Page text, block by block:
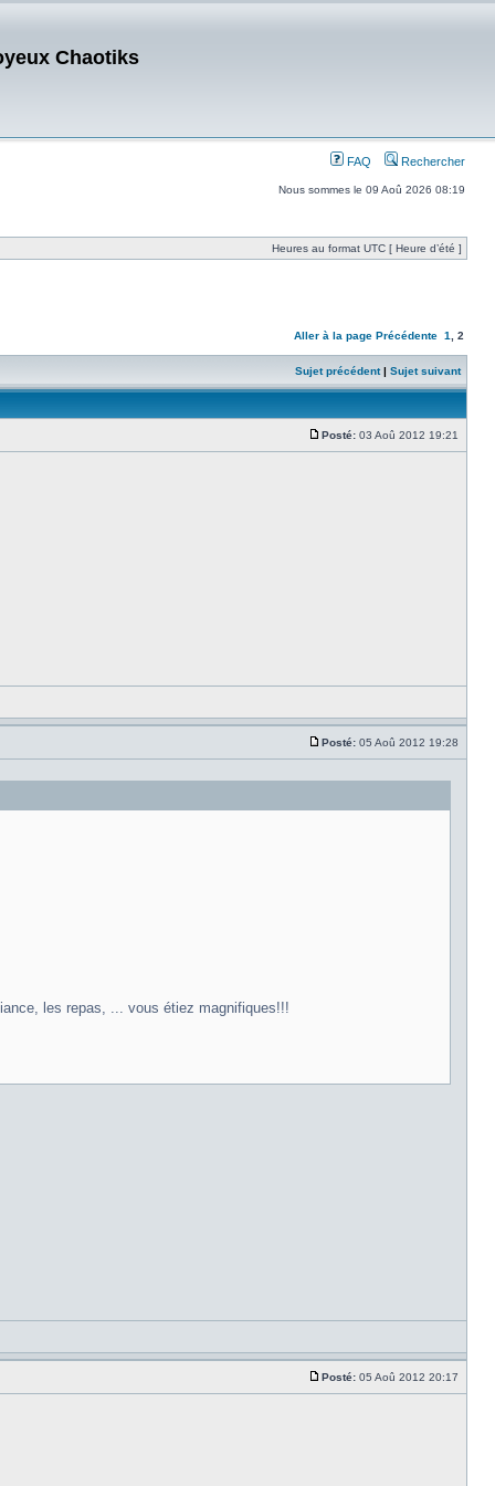
Chaotiks
FAQ Rechercher
Nous sommes le 09 Aoû 2026 08:19
Heures au format UTC [ Heure d’été ]
Aller à la page Précédente 1 2
Sujet précédent| Sujet suivant
Posté: 03 Aoû 2012 19:21
Posté: 05 Aoû 2012 19:28
les repas, ... vous étiez magnifiques!!!
Posté: 05 Aoû 2012 20:17